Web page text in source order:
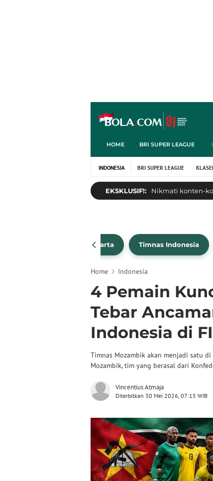
HOME BRI SUPER LEAGUE
INDONESIA BRI SUPER LEAGUE
EKSKLUSIF!: Nikmati konten-
Persija Jakarta Timnas Indonesia
Home Indonesia
4 Pemain
Tebar
Indonesia di
Timnas Mozambik akan menjadi satu
Mozambik, tim yang berasal dari
Vincentius Atmaja
Diterbitkan 30 Mei 2026, 07:15 WIB